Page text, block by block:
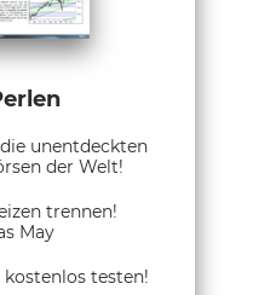
unentdeckten
der Welt!
trennen!
May
testen!